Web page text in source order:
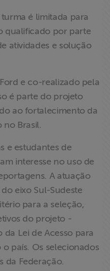
é limitada para
qualificado por parte
atividades e solução
e co-realizado pela
é parte do projeto
ao fortalecimento da
no Brasil.
e estudantes de
interesse no uso de
A atuação
eixo Sul-Sudeste
para a seleção,
do projeto -
Lei de Acesso para
país. Os selecionados
da Federação.